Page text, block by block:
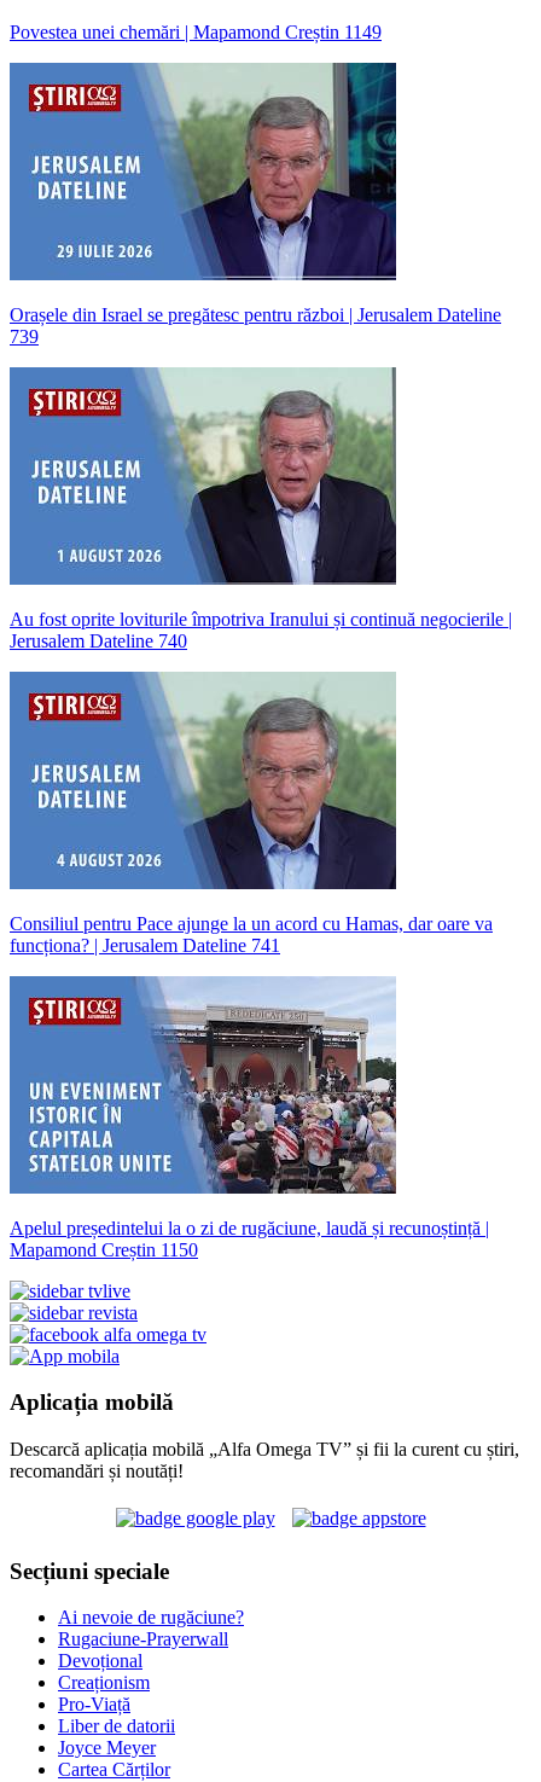
Povestea unei chemări | Mapamond Creștin 1149
Orașele din Israel se pregătesc pentru război | Jerusalem Dateline
739
Au fost oprite loviturile împotriva Iranului și continuă negocierile |
Jerusalem Dateline 740
Consiliul pentru Pace ajunge la un acord cu Hamas, dar oare va
funcționa? | Jerusalem Dateline 741
Apelul președintelui la o zi de rugăciune, laudă și recunoștință |
Mapamond Creștin 1150
Aplicația mobilă
Descarcă aplicația mobilă „Alfa Omega TV” și fii la curent cu știri,
recomandări și noutăți!
Secțiuni speciale
Ai nevoie de rugăciune?
Rugaciune-Prayerwall
Devoțional
Creaționism
Pro-Viață
Liber de datorii
Joyce Meyer
Cartea Cărților